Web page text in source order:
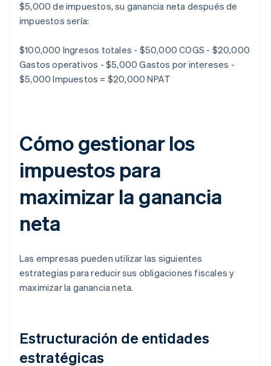
$5,000 de impuestos, su ganancia neta después de
impuestos sería:
$100,000 Ingresos totales - $50,000 COGS - $20,000
Gastos operativos - $5,000 Gastos por intereses -
$5,000 Impuestos = $20,000 NPAT
Cómo gestionar los
impuestos para
maximizar la ganancia
neta
Las empresas pueden utilizar las siguientes
estrategias para reducir sus obligaciones fiscales y
maximizar la ganancia neta.
Estructuración de entidades
estratégicas